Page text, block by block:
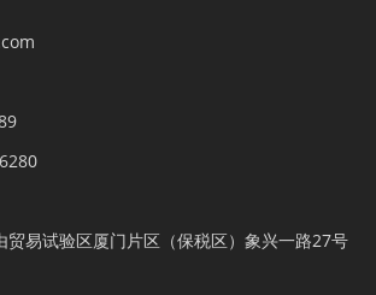
贸易试验区厦门片区（保税区）象兴一路27号